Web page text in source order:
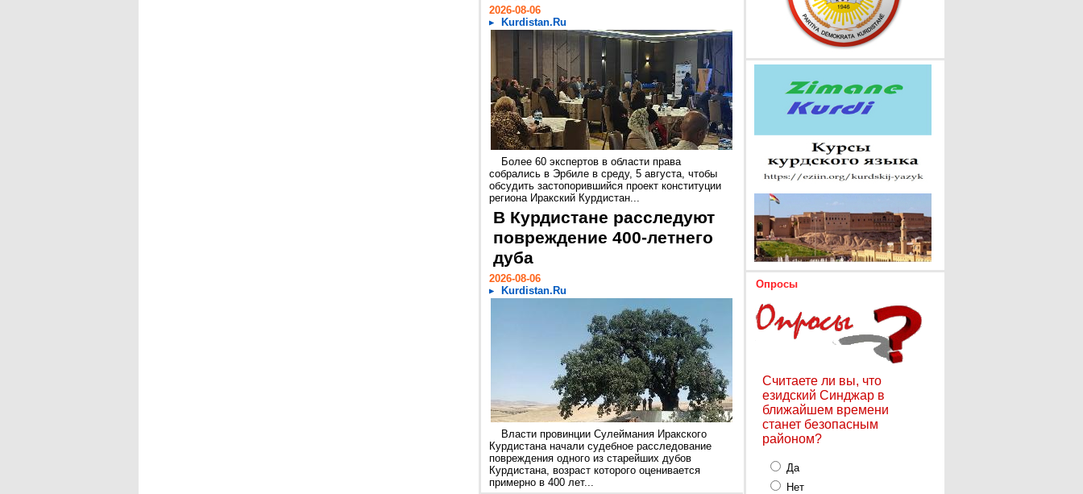
2026-08-06
Kurdistan.Ru
Более 60 экспертов в области права
собрались в Эрбиле в среду, 5 августа, чтобы
обсудить застопорившийся проект конституции
региона Иракский Курдистан...
В Курдистане расследуют
повреждение 400-летнего
дуба
2026-08-06
Kurdistan.Ru
Власти провинции Сулеймания Иракского
Курдистана начали судебное расследование
повреждения одного из старейших дубов
Курдистана, возраст которого оценивается
примерно в 400 лет...
Опросы
Считаете ли вы, что
езидский Синджар в
ближайшем времени
станет безопасным
районом?
Да
Нет